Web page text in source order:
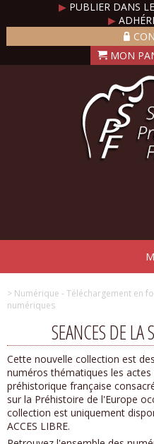
▶ PUBLIER DANS
▶
> Numérique - Téléchargement en
numériques
SEANCES DE LA
Cette nouvelle collection est
numéros thématiques les actes
préhistorique française
sur la Préhistoire de l'Europe
collection est uniquement
ACCES LIBRE.